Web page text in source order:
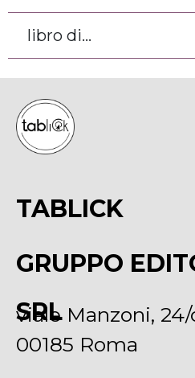
libro di...
viale Manzoni, 24/
00185 Roma
TABLICK
GRUPPO
SRL